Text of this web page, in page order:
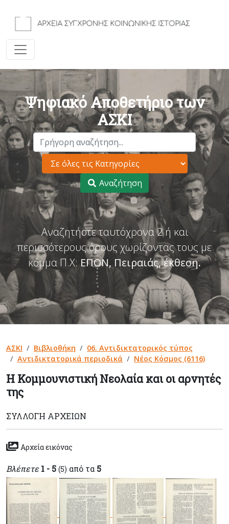
Ψηφιακό Αποθετήριο των
ΑΣΚΙ
Αναζήτηση
Αναζητήστε ταυτόχρονα 2 ή και
περισσότερους όρους χωρίζοντας τους με
κόμμα Π.Χ: ΕΠΟΝ, Πειραιάς, έκθεση.
ΑΣΚΙ Βιβλιοθήκη
06. Αντιδικτατορικός τύπος
Αντιδικτατορικά περιοδικά
Νέος Κόσμος (6116)
Η Κομμουνιστική Νεολαία και οι αρνητές
της
ΣΥΛΛΟΓΉ ΑΡΧΕΊΩΝ
Αρχεία εικόνας
Βλέπετε 1 - 5 (5) από τα 5